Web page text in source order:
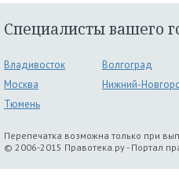
Специалисты вашего
Владивосток
Волгоград
Москва
Нижний-
Тюмень
Перепечатка возможна только при
© 2006-2015 Правотека.ру - Портал